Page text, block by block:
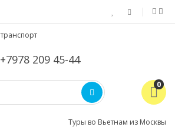
+7978 209 45-44
0
Туры во Вьетнам из Москвы